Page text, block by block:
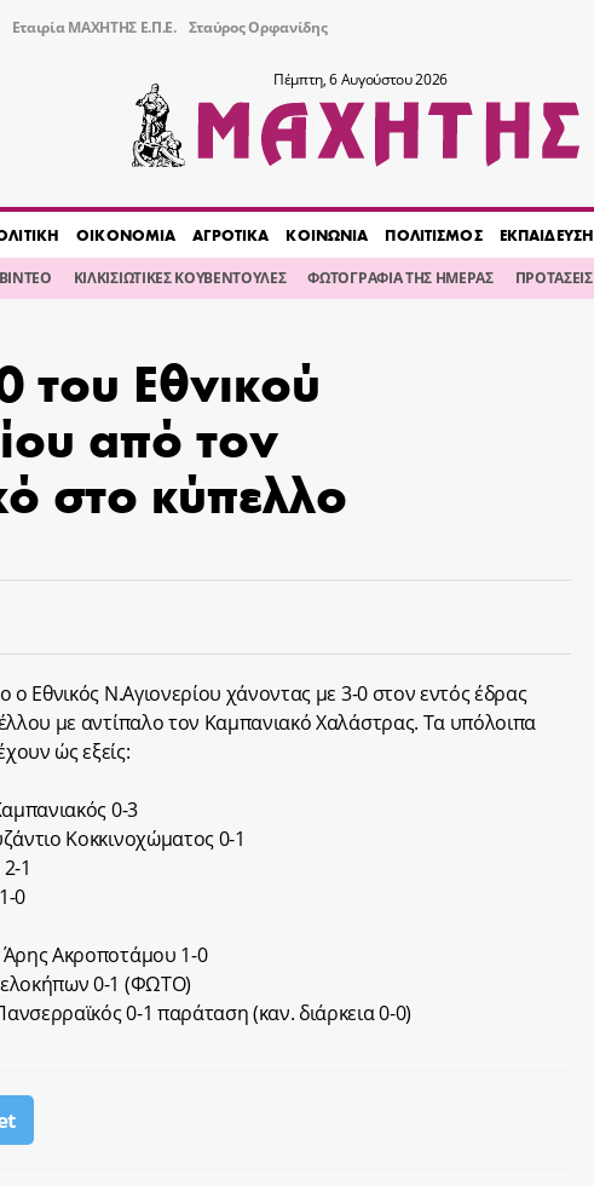
Εταιρία ΜΑΧΗΤΗΣ Ε.Π.Ε. Σταύρος Ορφανίδης
Πέμπτη, 6 Αυγούστου 2026
ΟΙΚΟΝΟΜΙΑ ΑΓΡΟΤΙΚΑ ΚΟΙΝΩΝΙΑ ΠΟΛΙΤΙΣΜΟΣ ΕΚΠΑΙΔΕΥΣΗ
ΚΙΛΚΙΣΙΩΤΙΚΕΣ ΚΟΥΒΕΝΤΟΥΛΕΣ ΦΩΤΟΓΡΑΦΙΑ ΤΗΣ ΗΜΕΡΑΣ ΠΡΟΤΑΣΕΙΣ
του Εθνικού
από τον
στο κύπελλο
ο Εθνικός Ν.Αγιονερίου χάνοντας με 3-0 στον εντός έδρας
με αντίπαλο τον Καμπανιακό Χαλάστρας. Τα υπόλοιπα
ώς εξείς:
0-3
Κοκκινοχώματος 0-1
1
0
Άρης Ακροποτάμου 1-0
0-1 (ΦΩΤΟ)
0-1 παράταση (καν. διάρκεια 0-0)